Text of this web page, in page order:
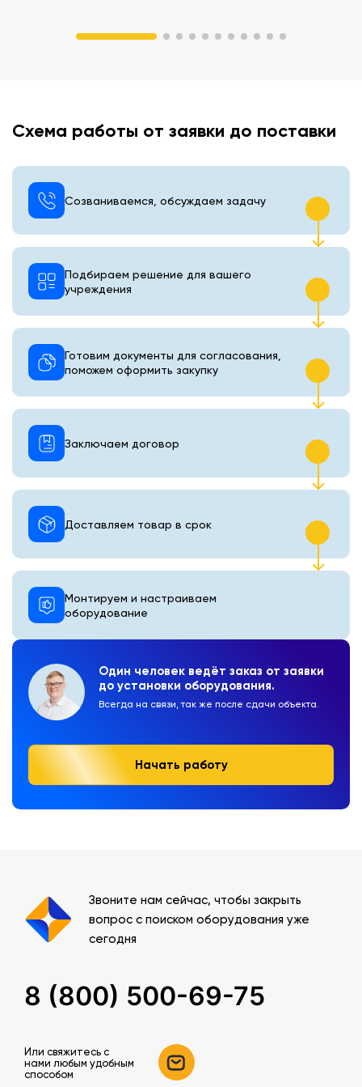
Схема работы от заявки до поставки
Один человек ведёт заказ от заявки
до установки оборудования.
Всегда на связи, так же после сдачи объекта.
Начать работу
Созваниваемся, обсуждаем задачу
Подбираем решение для вашего
учреждения
Готовим документы для согласования,
поможем оформить закупку
Монтируем и настраиваем
оборудование
Доставляем товар в срок
Заключаем договор
Звоните нам сейчас, чтобы закрыть
вопрос с поиском оборудования уже
сегодня
8 (800) 500-69-75
Или свяжитесь c
нами любым удобным
способом